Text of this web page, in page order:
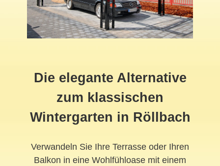
Die elegante Alternative
zum klassischen
Wintergarten in Röllbach
Verwandeln Sie Ihre Terrasse oder Ihren
Balkon in eine Wohlfühloase mit einem